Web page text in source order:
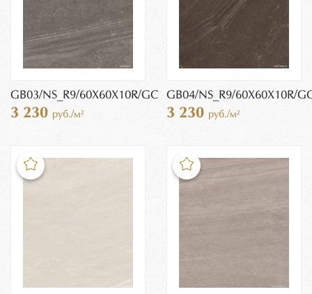
GB03/NS_R9/60X60X10R/GC
3 230 руб./м²
GB04/NS_R9/60X60X10R/
3 230 руб./м²